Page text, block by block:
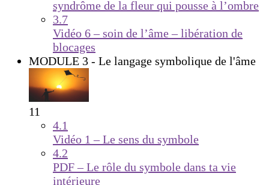
syndrôme de la fleur qui pousse à l’ombre
3.7
Vidéo 6 – soin de l’âme – libération de
blocages
MODULE 3 - Le langage symbolique de l'âme
11
4.1
Vidéo 1 – Le sens du symbole
4.2
PDF – Le rôle du symbole dans ta vie
intérieure